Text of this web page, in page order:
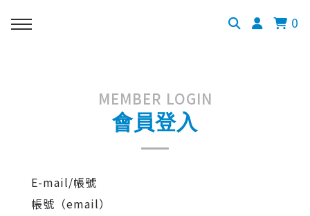
0
MEMBER LOGIN
會員登入
E-mail/帳號
帳號（email）